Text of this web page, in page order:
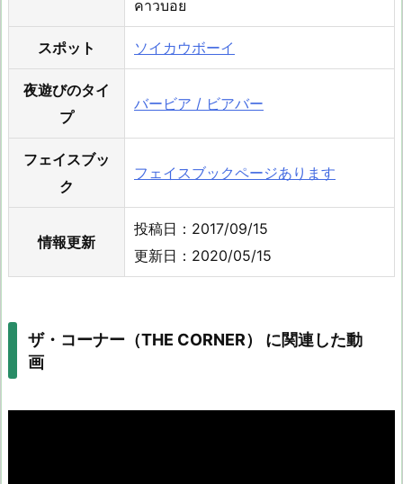
คาวบอย
スポット ソイカウボーイ
夜遊びのタイ
プ
バービア / ビアバー
フェイスブッ
ク
フェイスブックページあります
情報更新
投稿日：2017/09/15
更新日：2020/05/15
ザ・コーナー（THE CORNER） に関連した動
画